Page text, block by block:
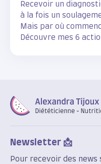
Recevoir un
à la fois un
Mais par où
Découvre mes 6
Newsletter 📩
Pour recevoir des